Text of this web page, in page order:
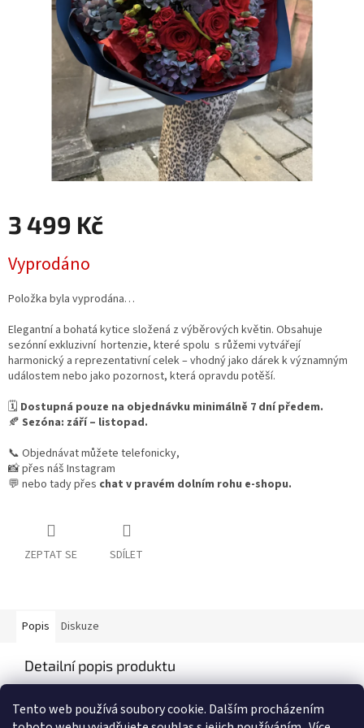
Tento web používá soubory cookie. Dalším procházením
3 499 Kč
cena:
Vyprodáno
Položka byla vyprodána…
Elegantní a bohatá kytice složená z výběrových květin. Obsahuje
sezónní exkluzivní hortenzie, které spolu s růžemi vytvářejí
harmonický a reprezentativní celek – vhodný jako dárek k významným
událostem nebo jako pozornost, která opravdu potěší.
🗓 Dostupná pouze na objednávku minimálně 7 dní předem.
🍂 Sezóna: září – listopad.
📞 Objednávat můžete telefonicky,
📸 přes náš Instagram
💬 nebo tady přes chat v pravém dolním rohu e-shopu.
ZEPTAT SE SDÍLET
Popis Diskuze
Detailní popis produktu